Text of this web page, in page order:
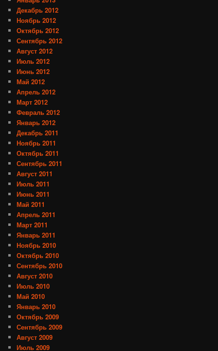
Декабрь 2012
Ноябрь 2012
Октябрь 2012
Сентябрь 2012
Август 2012
Июль 2012
Июнь 2012
Май 2012
Апрель 2012
Март 2012
Февраль 2012
Январь 2012
Декабрь 2011
Ноябрь 2011
Октябрь 2011
Сентябрь 2011
Август 2011
Июль 2011
Июнь 2011
Май 2011
Апрель 2011
Март 2011
Январь 2011
Ноябрь 2010
Октябрь 2010
Сентябрь 2010
Август 2010
Июль 2010
Май 2010
Январь 2010
Октябрь 2009
Сентябрь 2009
Август 2009
Июль 2009